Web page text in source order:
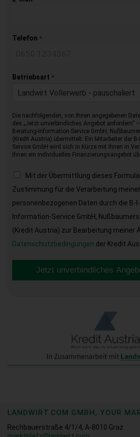
Telefon *
Betriebsart *
Landwirt Vollerwerb - pauschaliert
Die nachfolgenden, von Ihnen angegebenen
des „Jetzt unverbindliches Angebot anfordern“
Beratung-Information-Service GmbH,
(Kredit Austria) übermittelt. Ein Mitarbeiter der
Service GmbH wird sich in Kürze mit Ihnen in
Ihnen ein individuelles Finanzierungsangebot
Mit der Übermittlung dieses
Zustimmung für die Verarbeitung meiner
personenbezogenen Daten durch die B-
Information-Service GmbH,
(Kredit Austria) zur Bearbeitung meiner
Datenschutzbedingungen der Kredit
Jetzt unverbindliches
LANDWIRT.COM GMBH, YOUR
Rechbauerstraße 4/1/4, A-8010 Graz